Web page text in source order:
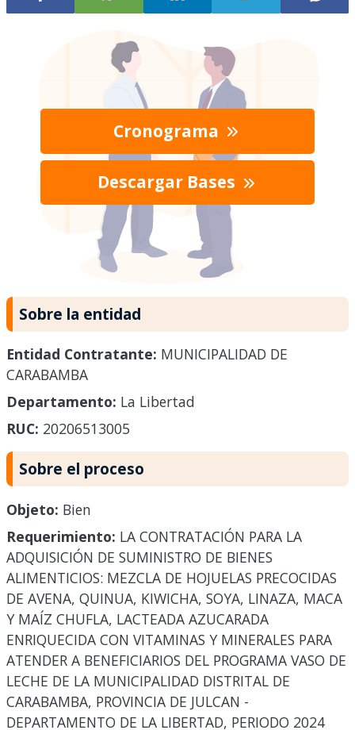
Cronograma
Descargar Bases
Sobre la entidad
Entidad Contratante: MUNICIPALIDAD DE
CARABAMBA
Departamento: La Libertad
RUC: 20206513005
Sobre el proceso
Objeto: Bien
Requerimiento: LA CONTRATACIÓN PARA LA
ADQUISICIÓN DE SUMINISTRO DE BIENES
ALIMENTICIOS: MEZCLA DE HOJUELAS PRECOCIDAS
DE AVENA, QUINUA, KIWICHA, SOYA, LINAZA, MACA
Y MAÍZ CHUFLA, LACTEADA AZUCARADA
ENRIQUECIDA CON VITAMINAS Y MINERALES PARA
ATENDER A BENEFICIARIOS DEL PROGRAMA VASO DE
LECHE DE LA MUNICIPALIDAD DISTRITAL DE
CARABAMBA, PROVINCIA DE JULCAN -
DEPARTAMENTO DE LA LIBERTAD, PERIODO 2024